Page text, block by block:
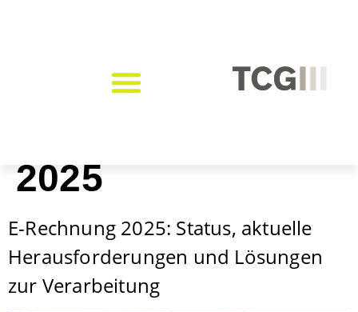
2025
E-Rechnung 2025: Status, aktuelle
Herausforderungen und Lösungen
zur Verarbeitung